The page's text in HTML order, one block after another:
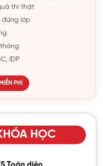
thi thật
đứng lớp
IDP
PHÍ
HỌC